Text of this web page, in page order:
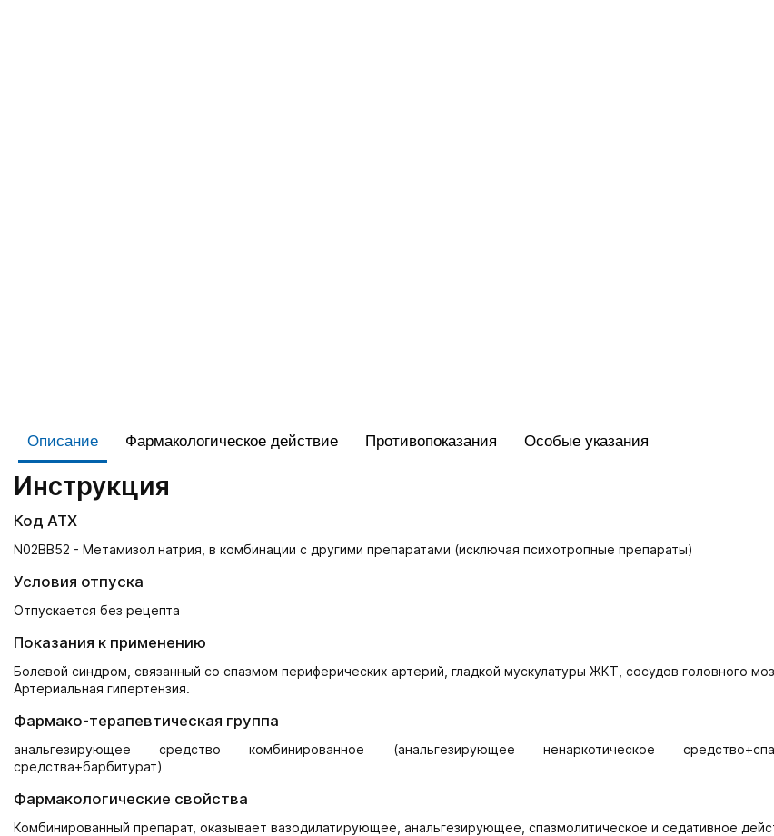
Описание Фармакологическое действие Противопоказания Особые указания
Инструкция
Код АТХ
N02BB52 - Метамизол натрия, в комбинации с другими препаратами (исключая психотропные препараты)
Условия отпуска
Отпускается без рецепта
Показания к применению
Болевой синдром, связанный со спазмом периферических артерий, гладкой мускулатуры ЖКТ, сосудов головного
Артериальная гипертензия.
Фармако-терапевтическая группа
анальгезирующее средство комбинированное (анальгезирующее ненаркотическое
средства+барбитурат)
Фармакологические свойства
Комбинированный препарат, оказывает вазодилатирующее, анальгезирующее, спазмолитическое и седативное